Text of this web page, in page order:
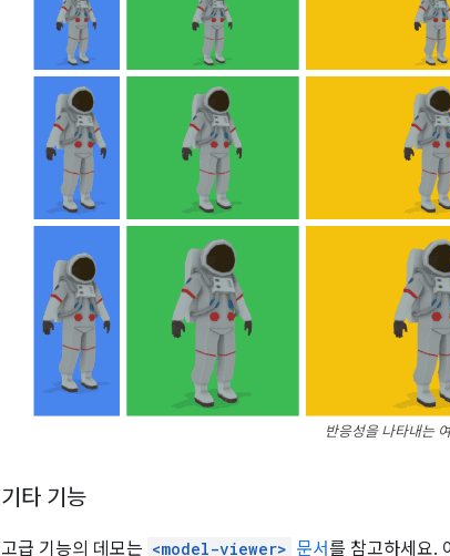
반응성을 나타내는
기타 기능
고급 기능의 데모는 <model-viewer> 문서를 참고하세요.